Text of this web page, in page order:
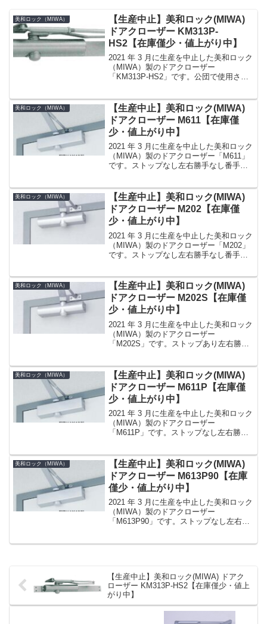
美和ロック（MIWA）
【生産中止】美和ロック(MIWA)
ドアクローザー KM313P-
HS2【在庫僅少・値上がり中】
2021 年 3 月に生産を中止した美和ロック
（MIWA）製のドアクローザー
「KM313P-HS2」です。公団で使用され
（左右兼用）番手（適用扉）3 番（スチ
ー...
美和ロック（MIWA）
【生産中止】美和ロック(MIWA)
ドアクローザー M611【在庫僅
少・値上がり中】
2021 年 3 月に生産を中止した美和ロック
（MIWA）製のドアクローザー「M611」
です。ストップなし左右勝手なし番手
（標準型）カラーシルバー（SV）、ブ
ラ...
美和ロック（MIWA）
【生産中止】美和ロック(MIWA)
ドアクローザー M202【在庫僅
少・値上がり中】
2021 年 3 月に生産を中止した美和ロック
（MIWA）製のドアクローザー「M202」
です。ストップなし左右勝手なし番手
シルバー（SV）、ブラック艶消し（...
美和ロック（MIWA）
【生産中止】美和ロック(MIWA)
ドアクローザー M202S【在庫僅
少・値上がり中】
2021 年 3 月に生産を中止した美和ロック
（MIWA）製のドアクローザー
「M202S」です。ストップあり左右勝手
カラーシルバー（SV）、ブラック艶消
し...
美和ロック（MIWA）
【生産中止】美和ロック(MIWA)
ドアクローザー M611P【在庫僅
少・値上がり中】
2021 年 3 月に生産を中止した美和ロック
（MIWA）製のドアクローザー
「M611P」です。ストップなし左右勝手
カラーシルバー（SV）、ブラック艶消し
（...
美和ロック（MIWA）
【生産中止】美和ロック(MIWA)
ドアクローザー M613P90【在庫
僅少・値上がり中】
2021 年 3 月に生産を中止した美和ロック
（MIWA）製のドアクローザー
「M613P90」です。ストップなし左右勝
【生産中止】美和ロック(MIWA) ドアク
ローザー KM313P-HS2【在庫僅少・値上
がり中】